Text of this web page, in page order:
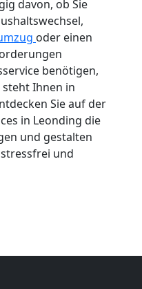
davon, ob Sie
oder einen
benötigen,
steht Ihnen in
Sie auf der
in Leonding die
und gestalten
und